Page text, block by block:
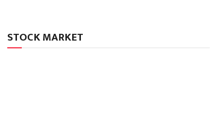
STOCK MARKET